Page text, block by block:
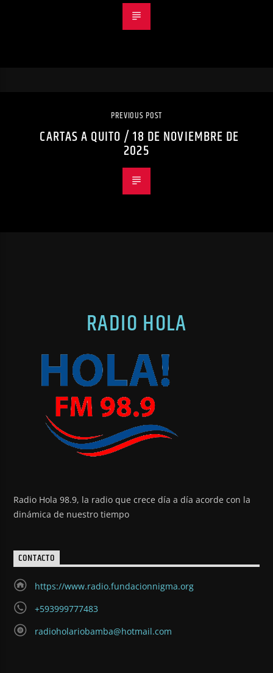
PREVIOUS POST
CARTAS A QUITO / 18 DE NOVIEMBRE DE
2025
RADIO HOLA
Radio Hola 98.9, la radio que crece día a día acorde con la
dinámica de nuestro tiempo
CONTACTO
https://www.radio.fundacionnigma.org
+593999777483
radioholariobamba@hotmail.com